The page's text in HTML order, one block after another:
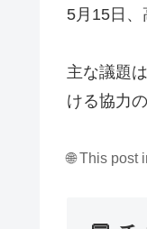
5月15日
主な議題
ける協力
🌐 This post